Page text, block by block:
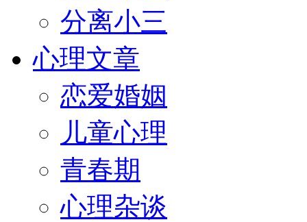
分离小三
心理文章
恋爱婚姻
儿童心理
青春期
心理杂谈